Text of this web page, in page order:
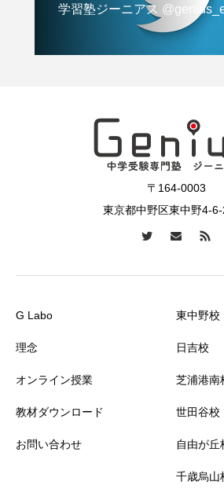
学習塾ジーニアス
〒164-0003
東京都中野区東中野4-
G Labo
理念
オンライン授業
教材ダウンロード
お問い合わせ
東中野校
日吉校
芝浦港南
世田谷校
自由が丘
千歳烏山